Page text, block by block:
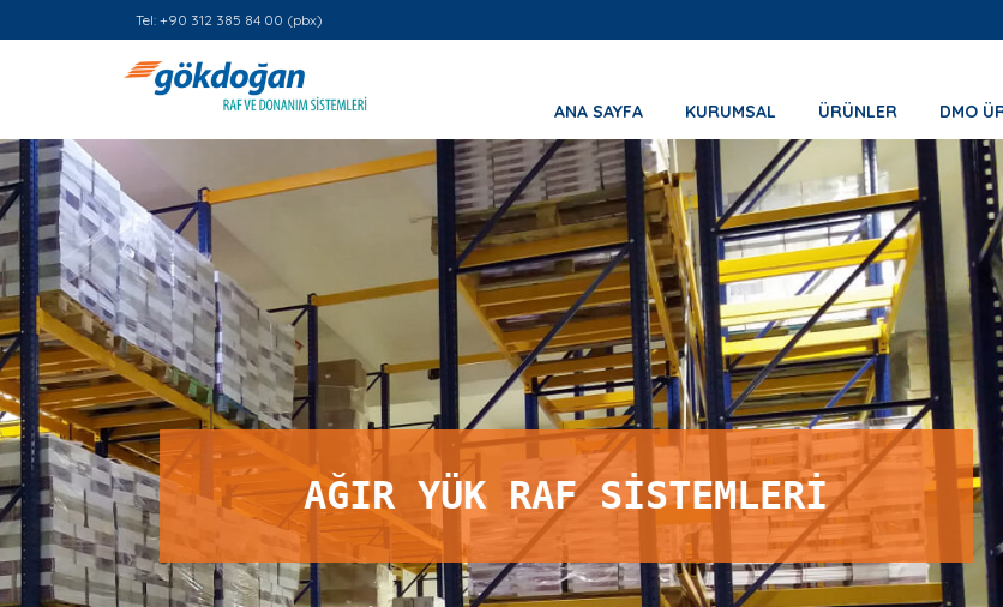
Tel: +90 312 385 84 00 (pbx)
ANA SAYFA KURUMSAL ÜRÜNLER DMO